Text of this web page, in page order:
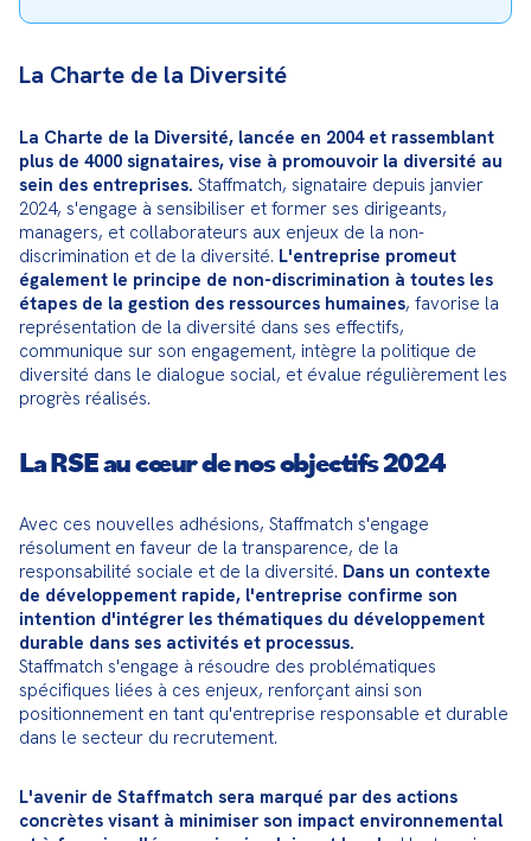
La Charte de la Diversité
La Charte de la Diversité, lancée en 2004 et rassemblant
plus de 4000 signataires, vise à promouvoir la diversité au
sein des entreprises. Staffmatch, signataire depuis janvier
2024, s'engage à sensibiliser et former ses dirigeants,
managers, et collaborateurs aux enjeux de la non-
discrimination et de la diversité. L'entreprise promeut
également le principe de non-discrimination à toutes les
étapes de la gestion des ressources humaines, favorise la
représentation de la diversité dans ses effectifs,
communique sur son engagement, intègre la politique de
diversité dans le dialogue social, et évalue régulièrement les
progrès réalisés.
La RSE au cœur de nos objectifs 2024
Avec ces nouvelles adhésions, Staffmatch s'engage
résolument en faveur de la transparence, de la
responsabilité sociale et de la diversité. Dans un contexte
de développement rapide, l'entreprise confirme son
intention d'intégrer les thématiques du développement
durable dans ses activités et processus.
Staffmatch s'engage à résoudre des problématiques
spécifiques liées à ces enjeux, renforçant ainsi son
positionnement en tant qu'entreprise responsable et durable
dans le secteur du recrutement.
L'avenir de Staffmatch sera marqué par des actions
concrètes visant à minimiser son impact environnemental